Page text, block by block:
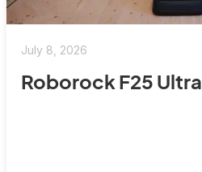
July 8, 2026
Roborock F25 Ultra